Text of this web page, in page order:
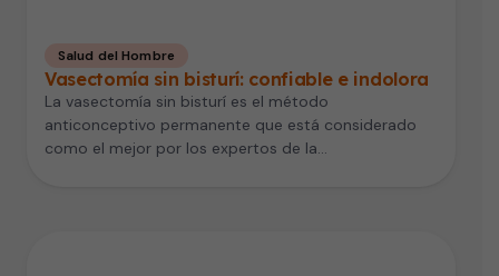
Salud del Hombre
Vasectomía sin bisturí: confiable e indolora
La vasectomía sin bisturí es el método
anticonceptivo permanente que está considerado
como el mejor por los expertos de la…